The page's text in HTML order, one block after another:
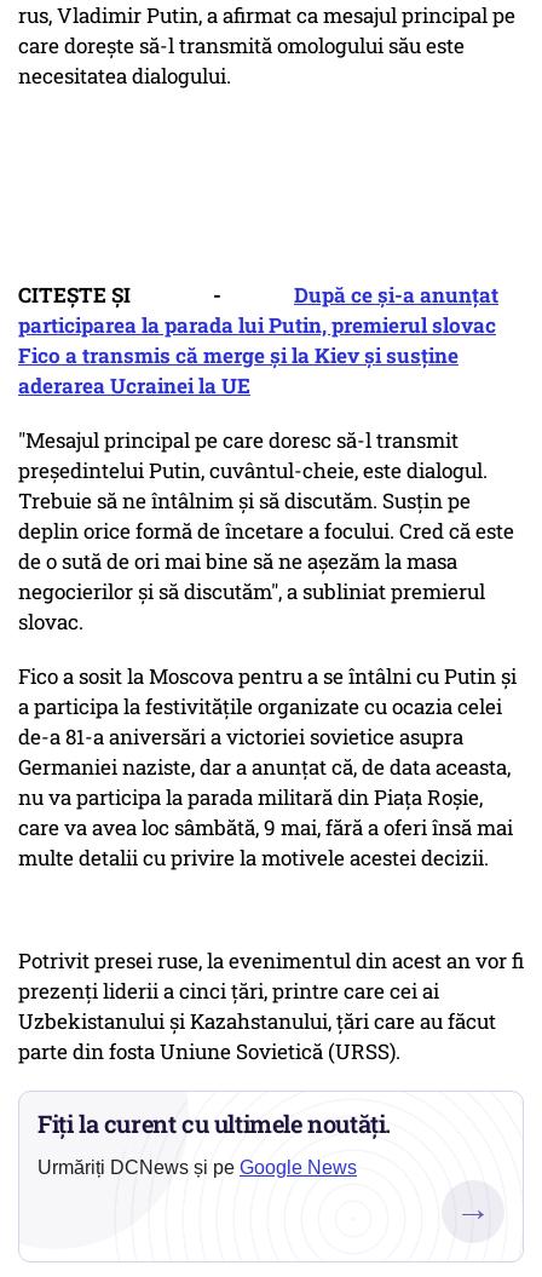
rus, Vladimir Putin, a afirmat ca mesajul principal pe
care doreşte să-l transmită omologului său este
necesitatea dialogului.
CITEȘTE ȘI - După ce şi-a anunţat
participarea la parada lui Putin, premierul slovac
Fico a transmis că merge şi la Kiev și susține
aderarea Ucrainei la UE
"Mesajul principal pe care doresc să-l transmit
preşedintelui Putin, cuvântul-cheie, este dialogul.
Trebuie să ne întâlnim şi să discutăm. Susţin pe
deplin orice formă de încetare a focului. Cred că este
de o sută de ori mai bine să ne aşezăm la masa
negocierilor şi să discutăm", a subliniat premierul
slovac.
Fico a sosit la Moscova pentru a se întâlni cu Putin şi
a participa la festivităţile organizate cu ocazia celei
de-a 81-a aniversări a victoriei sovietice asupra
Germaniei naziste, dar a anunţat că, de data aceasta,
nu va participa la parada militară din Piaţa Roşie,
care va avea loc sâmbătă, 9 mai, fără a oferi însă mai
multe detalii cu privire la motivele acestei decizii.
Potrivit presei ruse, la evenimentul din acest an vor fi
prezenţi liderii a cinci ţări, printre care cei ai
Uzbekistanului şi Kazahstanului, ţări care au făcut
parte din fosta Uniune Sovietică (URSS).
Fiți la curent cu ultimele noutăți.
Urmăriți DCNews și pe Google News
→